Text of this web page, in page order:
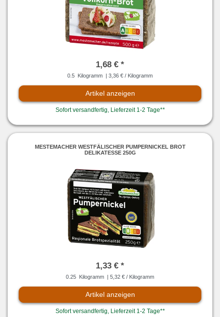
1,68 € *
0.5 Kilogramm | 3,36 € / Kilogramm
Artikel anzeigen
Sofort versandfertig, Lieferzeit 1-2 Tage**
MESTEMACHER WESTFÄLISCHER PUMPERNICKEL BROT
DELIKATESSE 250G
1,33 € *
0.25 Kilogramm | 5,32 € / Kilogramm
Artikel anzeigen
Sofort versandfertig, Lieferzeit 1-2 Tage**